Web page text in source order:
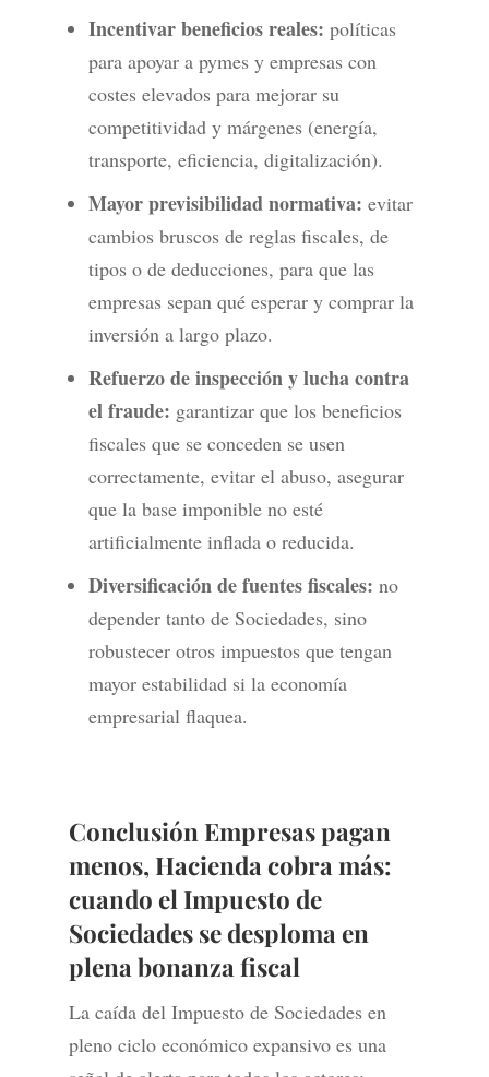
Incentivar beneficios reales: políticas
para apoyar a pymes y empresas con
costes elevados para mejorar su
competitividad y márgenes (energía,
transporte, eficiencia, digitalización).
Mayor previsibilidad normativa: evitar
cambios bruscos de reglas fiscales, de
tipos o de deducciones, para que las
empresas sepan qué esperar y comprar la
inversión a largo plazo.
Refuerzo de inspección y lucha contra
el fraude: garantizar que los beneficios
fiscales que se conceden se usen
correctamente, evitar el abuso, asegurar
que la base imponible no esté
artificialmente inflada o reducida.
Diversificación de fuentes fiscales: no
depender tanto de Sociedades, sino
robustecer otros impuestos que tengan
mayor estabilidad si la economía
empresarial flaquea.
Conclusión Empresas pagan
menos, Hacienda cobra más:
cuando el Impuesto de
Sociedades se desploma en
plena bonanza fiscal
La caída del Impuesto de Sociedades en
pleno ciclo económico expansivo es una